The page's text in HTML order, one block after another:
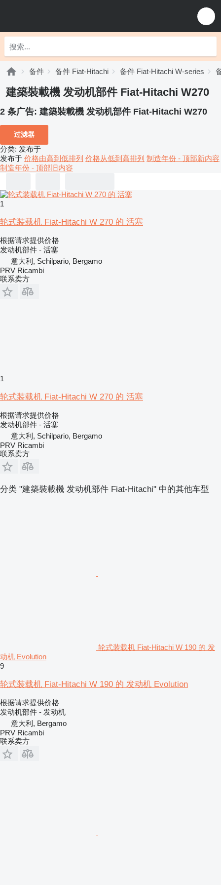
备件 备件 Fiat-Hitachi 备件 Fiat-Hitachi W-series
建築裝載機 发动机部件 Fiat-Hitachi W270
2 条广告: 建築裝載機 发动机部件 Fiat-Hitachi W270
过滤器
分类: 发布于
发布于 价格由高到低排列 价格从低到高排列 制造年份 - 顶部新内容
制造年份 - 顶部旧内容
1
轮式装载机 Fiat-Hitachi W 270 的 活塞
根据请求提供价格
发动机部件 - 活塞
意大利, Schilpario, Bergamo
PRV Ricambi
联系卖方
1
轮式装载机 Fiat-Hitachi W 270 的 活塞
根据请求提供价格
发动机部件 - 活塞
意大利, Schilpario, Bergamo
PRV Ricambi
联系卖方
分类 "建築裝載機 发动机部件 Fiat-Hitachi" 中的其他车型
轮式装载机 Fiat-Hitachi W 190 的 发
动机 Evolution
9
轮式装载机 Fiat-Hitachi W 190 的 发动机 Evolution
根据请求提供价格
发动机部件 - 发动机
意大利, Bergamo
PRV Ricambi
联系卖方